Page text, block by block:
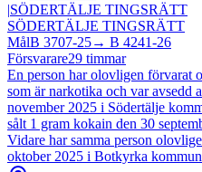
|SÖDERTÄLJE TINGSRÄTT
SÖDERTÄLJE TINGSRÄTT
MålB 3707-25→ B 4241-26
Försvarare29 timmar
En person har olovligen förvarat
som är narkotika och var avsedd
november 2025 i Södertälje
sålt 1 gram kokain den 30
Vidare har samma person
oktober 2025 i Botkyrka